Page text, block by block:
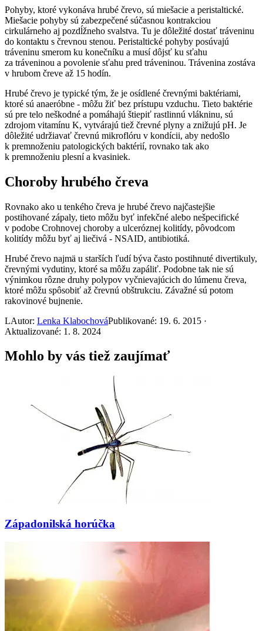
Pohyby, ktoré vykonáva hrubé črevo, sú miešacie a peristaltické.
Miešacie pohyby sú zabezpečené súčasnou kontrakciou
cirkulárneho aj pozdĺžneho svalstva. Tu je dôležité dostať tráveninu
do kontaktu s črevnou stenou. Peristaltické pohyby posúvajú
tráveninu smerom ku konečníku a musí dôjsť ku sťahu
za tráveninou a povolenie sťahu pred tráveninou. Trávenina zostáva
v hrubom čreve až 15 hodín.
Hrubé črevo je typické tým, že je osídlené črevnými baktériami,
ktoré sú anaeróbne - môžu žiť bez prístupu vzduchu. Tieto baktérie
sú pre telo neškodné a pomáhajú štiepiť rastlinnú vlákninu, sú
zdrojom vitamínu K, vytvárajú tiež črevné plyny a znižujú pH. Je
dôležité udržiavať črevnú mikroflóru v kondícii, aby nedošlo
k premnoženiu patologických baktérií, rovnako tak ako
k premnoženiu plesní a kvasiniek.
Choroby hrubého čreva
Rovnako ako u tenkého čreva je hrubé črevo najčastejšie
postihované zápaly, tieto môžu byť infekčné alebo nešpecifické
v podobe Crohnovej choroby a ulceróznej kolitídy, pôvodcom
kolitídy môžu byť aj liečivá - NSAID, antibiotiká.
Hrubé črevo najmä u starších ľudí býva často postihnuté divertikuly,
črevnými vydutiny, ktoré sa môžu zapáliť. Podobne tak nie sú
výnimkou rôzne druhy polypov vyčnievajúcich do lúmenu čreva,
ktoré môžu spôsobiť až črevnú obštrukciu. Závažné sú potom
rakovinové bujnenie.
LAutor: Lenka KlabochováPublikované: 19. 6. 2015 ·
Aktualizované: 1. 8. 2024
Mohlo by vás tiež zaujímať
Západonilská horúčka